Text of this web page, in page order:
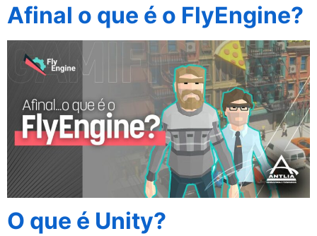
Afinal o que é o FlyEngine?
O que é Unity?